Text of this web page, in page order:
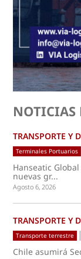
NOTICIAS
TRANSPORTE Y
Terminales Portuarios
Hanseatic
nuevas gr...
Agosto 6, 2026
TRANSPORTE Y
Transporte terrestre
Chile asumirá